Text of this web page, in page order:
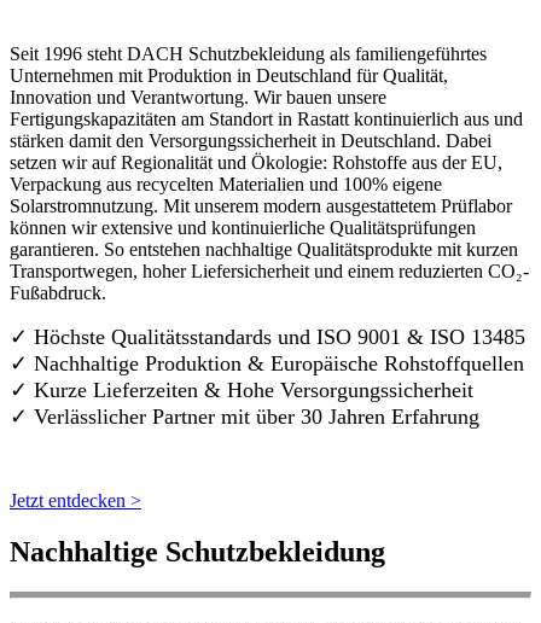
Seit 1996 steht DACH Schutzbekleidung als familiengeführtes
Unternehmen mit Produktion in Deutschland für Qualität,
Innovation und Verantwortung. Wir bauen unsere
Fertigungskapazitäten am Standort in Rastatt kontinuierlich aus und
stärken damit den Versorgungssicherheit in Deutschland. Dabei
setzen wir auf Regionalität und Ökologie: Rohstoffe aus der EU,
Verpackung aus recycelten Materialien und 100% eigene
Solarstromnutzung. Mit unserem modern ausgestattetem Prüflabor
können wir extensive und kontinuierliche Qualitätsprüfungen
garantieren. So entstehen nachhaltige Qualitätsprodukte mit kurzen
Transportwegen, hoher Liefersicherheit und einem reduzierten CO₂-
Fußabdruck.
✓ Höchste Qualitätsstandards und ISO 9001 & ISO 13485
✓ Nachhaltige Produktion & Europäische Rohstoffquellen
✓ Kurze Lieferzeiten & Hohe Versorgungssicherheit
✓ Verlässlicher Partner mit über 30 Jahren Erfahrung
Jetzt entdecken >
Nachhaltige Schutzbekleidung